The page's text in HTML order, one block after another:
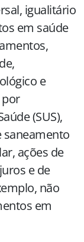
igualitário
em saúde
e
(SUS),
saneamento
ações de
e de
não
em